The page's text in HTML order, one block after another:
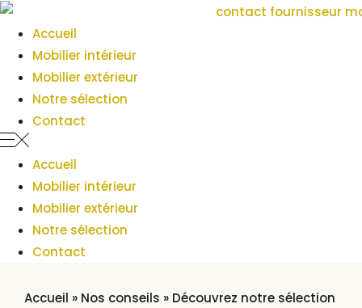
Accueil
Mobilier intérieur
Mobilier extérieur
Notre sélection
Contact
Accueil
Mobilier intérieur
Mobilier extérieur
Notre sélection
Contact
Accueil » Nos conseils » Découvrez notre sélection
Panneau de gestion des cookies